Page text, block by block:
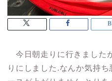
今日朝走りに行きました
りにしました.なんか気持